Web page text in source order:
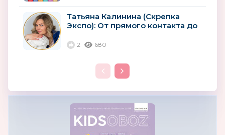
Татьяна Калинина (Скрепка
Экспо): От прямого контакта до
которые...
2 680